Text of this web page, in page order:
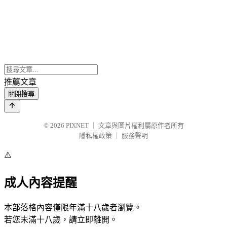
推薦文章
關閉搜尋
© 2026 PIXNET
文章與圖片權利屬原作者所有
隱私權政策
服務聲明
⚠️
成人內容提醒
本部落格內容僅限年滿十八歲者瀏覽。
若您未滿十八歲，請立即離開。